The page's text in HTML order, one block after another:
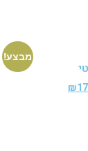
מבצע!